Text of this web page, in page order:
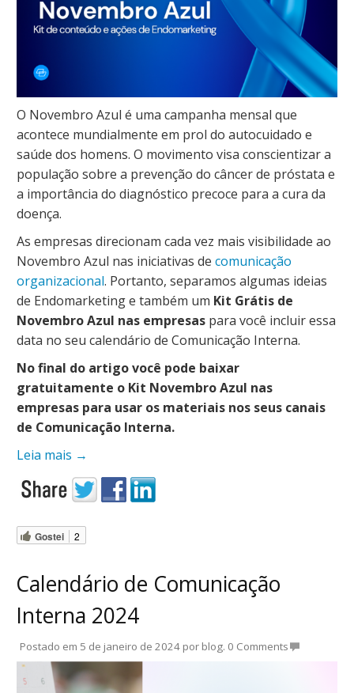
O Novembro Azul é uma campanha mensal que
acontece mundialmente em prol do autocuidado e
saúde dos homens. O movimento visa conscientizar a
população sobre a prevenção do câncer de próstata e
a importância do diagnóstico precoce para a cura da
doença.
As empresas direcionam cada vez mais visibilidade ao
Novembro Azul nas iniciativas de comunicação
organizacional. Portanto, separamos algumas ideias
de Endomarketing e também um Kit Grátis de
Novembro Azul nas empresas para você incluir essa
data no seu calendário de Comunicação Interna.
No final do artigo você pode baixar
gratuitamente o Kit Novembro Azul nas
empresas para usar os materiais nos seus canais
de Comunicação Interna.
Leia mais →
Gostei 2
Calendário de Comunicação
Interna 2024
Postado em 5 de janeiro de 2024 por blog. 0 Comments